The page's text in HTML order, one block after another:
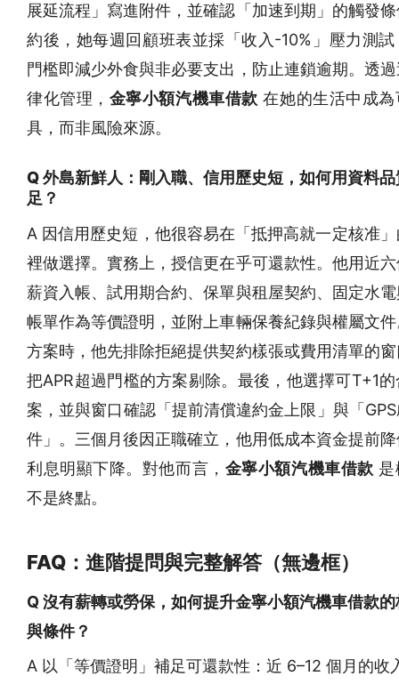
展延流程」寫進附件，並確認「加速到期」的觸發
約後，她每週回顧班表並採「收入-10%」壓力測
門檻即減少外食與非必要支出，防止連鎖逾期。透
律化管理， 金寧小額汽機車借款 在她的生活中成為
具，而非風險來源。
Q 外島新鮮人：剛入職、信用歷史短，如何用資料
足？
A 因信用歷史短，他很容易在「抵押高就一定核准
裡做選擇。實務上，授信更在乎可還款性。他用近
薪資入帳、試用期合約、保單與租屋契約、固定水
帳單作為等價證明，並附上車輛保養紀錄與權屬文
方案時，他先排除拒絕提供契約樣張或費用清單的
把APR超過門檻的方案剔除。最後，他選擇可T+1
案，並與窗口確認「提前清償違約金上限」與「
件」。三個月後因正職確立，他用低成本資金提前
利息明顯下降。對他而言， 金寧小額汽機車借款 是
不是終點。
FAQ：進階提問與完整解答（無邊框）
Q 沒有薪轉或勞保，如何提升金寧小額汽機車借款
與條件？
A 以「等價證明」補足可還款性：近 6–12 個月的收